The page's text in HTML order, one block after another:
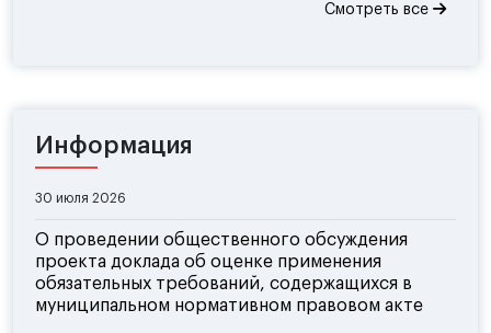
Смотреть все
Информация
30 июля 2026
О проведении общественного обсуждения
проекта доклада об оценке применения
обязательных требований, содержащихся в
муниципальном нормативном правовом акте